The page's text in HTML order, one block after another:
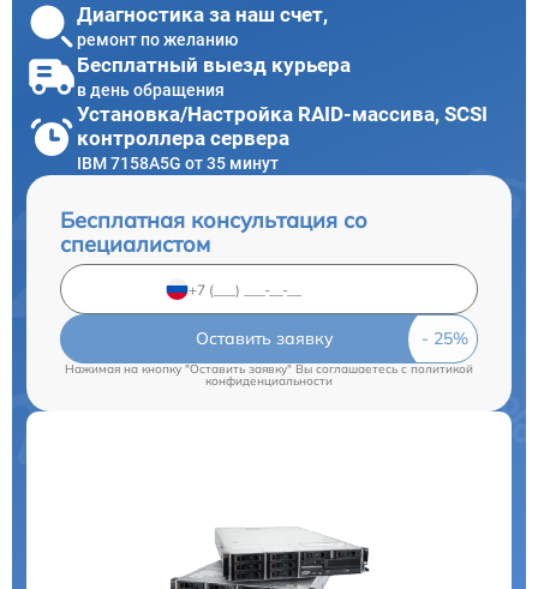
Диагностика за наш счет,
ремонт по желанию
Бесплатный выезд курьера
в день обращения
Установка/Настройка RAID-массива, SCSI
контроллера сервера
IBM 7158A5G от 35 минут
Бесплатная консультация со
специалистом
Оставить заявку
Нажимая на кнопку "Оставить заявку" Вы соглашаетесь c политикой
конфиденциальности